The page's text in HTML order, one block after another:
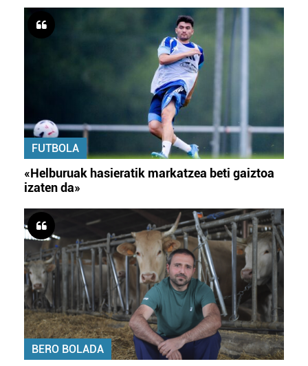
FUTBOLA
«Helburuak hasieratik markatzea beti gaiztoa
izaten da»
BERO BOLADA